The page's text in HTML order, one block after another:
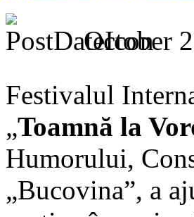
October
Festivalul
„Toamnă la
Humorului,
„Bucovina”, a